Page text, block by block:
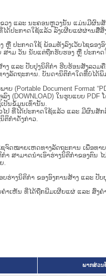
ງ ແລະ ນະຄອນຫຼວງນັ້ນ ແມ່ນມີຜົນ
ປະກາດໃຊ້ແລ້ວ ລົງ​ເຜີຍແຜ່​ຜ່ານ​ສື່
ປະກາດໃຊ້ ພ້ອມທັງລົງເວັບໄຊຂ
າມ ວັນ ນັບແຕ່ຖືກຮັບຮອງ ຫຼື ປະກາດ
ແລະ ປັບ​ປຸງນິ​ຕິ​ກຳ ຮີບຮ້ອນສັງລວ
ລັດຖະການ. ບັນ​ດາ​ນິ​ຕິ​ກຳ​ໃດ​ທີ່ບໍ່​ໄດ້​
Document Format
(DOWNLOAD) ໃນຮູບແບບ
ປັນຂໍ້ມູນເທົ່ານັ້ນ.
ທີ່ໄດ້ປະກາດໃຊ້ແລ້ວ ແລະ ມີຜົນ
ກໍາດັ່ງກ່າວ.
ຈົດໝາຍເຫດທາງລັດຖະການ ເພື່
າມາດນຳເອົາຮ່າງນິຕິກຳຂອງຕົນ
.
ງນິຕິກຳ ຂອງອົງການສ້າງ ແລະ ປັບ
ຳເຫັນ ທີ່ໄດ້ຖືກພີມເຜີຍແຜ່ ແລະ ສົ່ງ
ພາກສ່ວນ